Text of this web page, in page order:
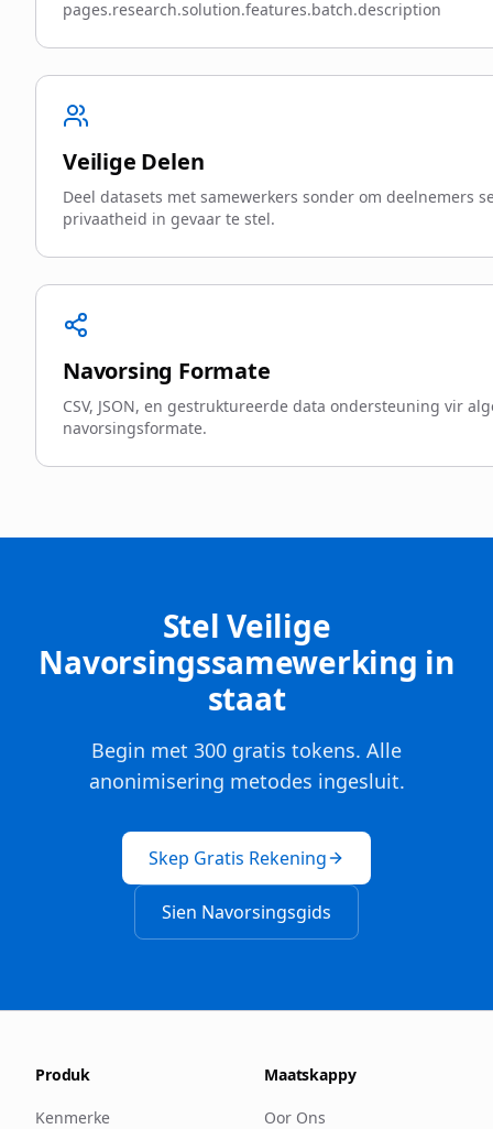
pages.research.solution.features.batch.description
Veilige Delen
Deel datasets met samewerkers sonder om deelnemers
privaatheid in gevaar te stel.
Navorsing Formate
CSV, JSON, en gestruktureerde data ondersteuning vir
navorsingsformate.
Stel Veilige
Navorsingssamewerking in
staat
Begin met 300 gratis tokens. Alle
anonimisering metodes ingesluit.
Skep Gratis Rekening
Sien Navorsingsgids
Produk
Kenmerke
Maatskappy
Oor Ons